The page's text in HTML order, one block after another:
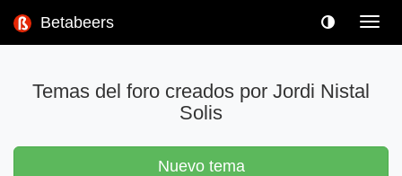
Betabeers
Temas del foro creados por Jordi Nistal
Solis
Nuevo tema